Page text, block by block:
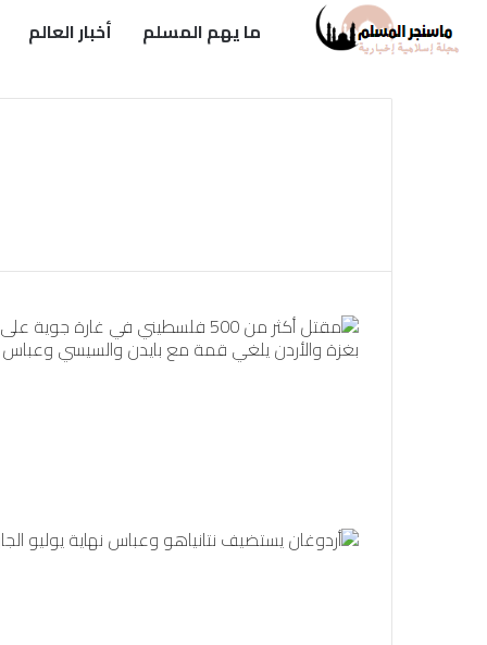
ما يهم المسلم أخبار العالم